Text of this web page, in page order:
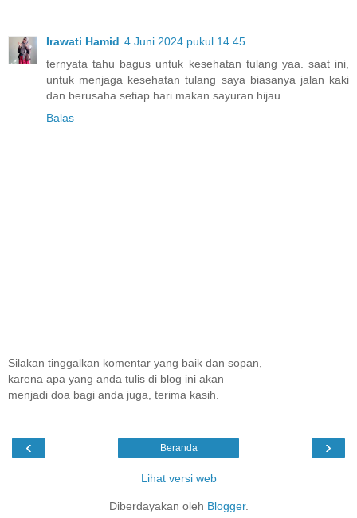
Irawati Hamid 4 Juni 2024 pukul 14.45
ternyata tahu bagus untuk kesehatan tulang yaa. saat ini,
untuk menjaga kesehatan tulang saya biasanya jalan kaki
dan berusaha setiap hari makan sayuran hijau
Balas
Silakan tinggalkan komentar yang baik dan sopan,
karena apa yang anda tulis di blog ini akan
menjadi doa bagi anda juga, terima kasih.
‹ ›
Beranda
Lihat versi web
Diberdayakan oleh Blogger.